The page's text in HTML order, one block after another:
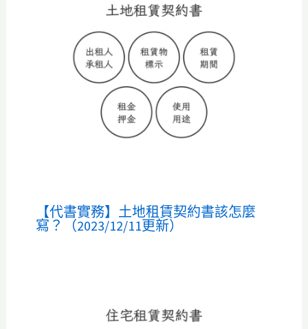
【代書實務】土地租賃契約書該怎麼
寫？（2023/12/11更新）